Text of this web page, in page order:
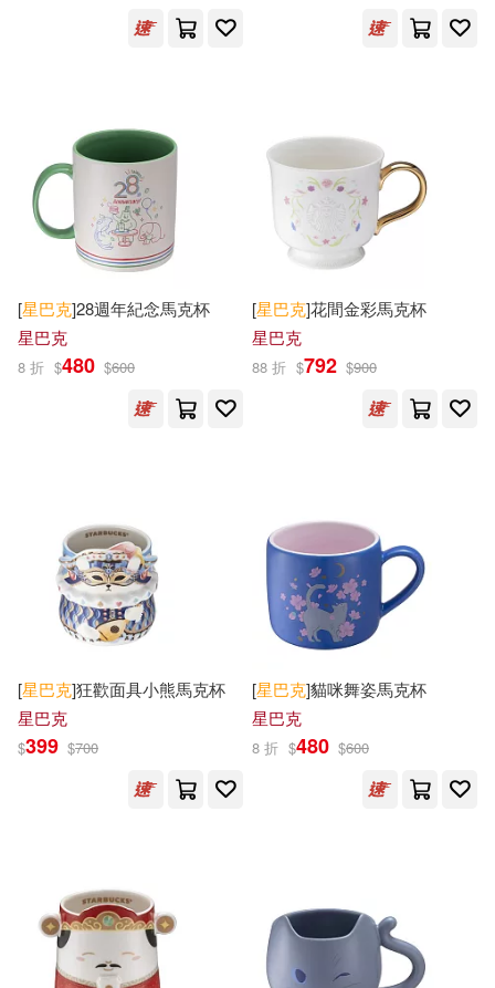
[星巴克]28週年紀念馬克杯
星巴克
8 折 $480 $600
[星巴克]花間金彩馬克杯
星巴克
88 折 $792 $900
[星巴克]狂歡面具小熊馬克杯
星巴克
$399 $700
[星巴克]貓咪舞姿馬克杯
星巴克
8 折 $480 $600